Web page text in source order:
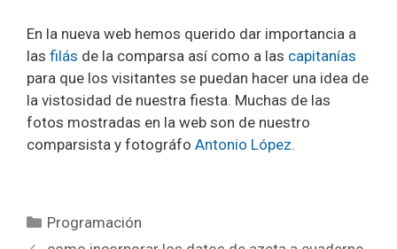
En la nueva web hemos querido dar importancia a
las filás de la comparsa así como a las capitanías
para que los visitantes se puedan hacer una idea de
la vistosidad de nuestra fiesta. Muchas de las
fotos mostradas en la web son de nuestro
comparsista y fotográfo Antonio López.
Categorías
Programación